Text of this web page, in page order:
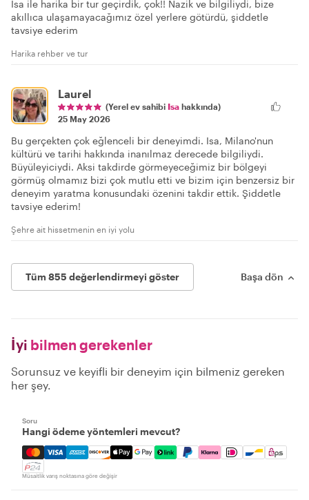
Isa ile harika bir tur geçirdik, çok!! Nazik ve bilgiliydi, bize
akıllıca ulaşamayacağımız özel yerlere götürdü, şiddetle
tavsiye ederim
Harika rehber ve tur
Laurel
(Yerel ev sahibi Isa hakkında)
25 May 2026
Bu gerçekten çok eğlenceli bir deneyimdi. Isa, Milano'nun
kültürü ve tarihi hakkında inanılmaz derecede bilgiliydi.
Büyüleyiciydi. Aksi takdirde görmeyeceğimiz bir bölgeyi
görmüş olmamız bizi çok mutlu etti ve bizim için benzersiz bir
deneyim yaratma konusundaki özenini takdir ettik. Şiddetle
tavsiye ederim!
Şehre ait hissetmenin en iyi yolu
Tüm 855 değerlendirmeyi göster Başa dön
İyi bilmen gerekenler
Sorunsuz ve keyifli bir deneyim için bilmeniz gereken
her şey.
Soru
Hangi ödeme yöntemleri mevcut?
Mastercard, Visa, Amex, Discover, Apple Pay, Google
Müsaitlik varış noktasına göre değişir